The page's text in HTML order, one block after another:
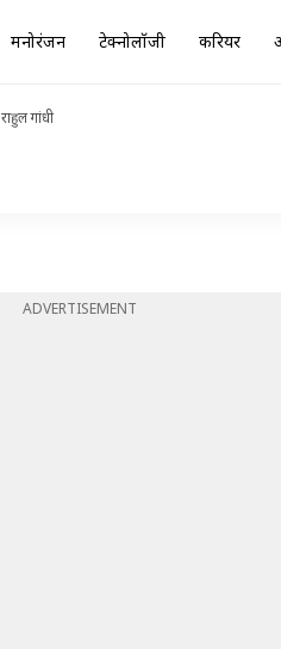
मनोरंजन टेक्नोलॉजी करियर
राहुल गांधी
ADVERTISEMENT